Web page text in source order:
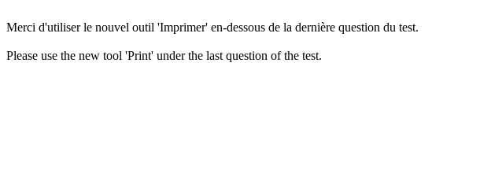
Merci d'utiliser le nouvel outil 'Imprimer' en-dessous de la dernière question du test.
Please use the new tool 'Print' under the last question of the test.